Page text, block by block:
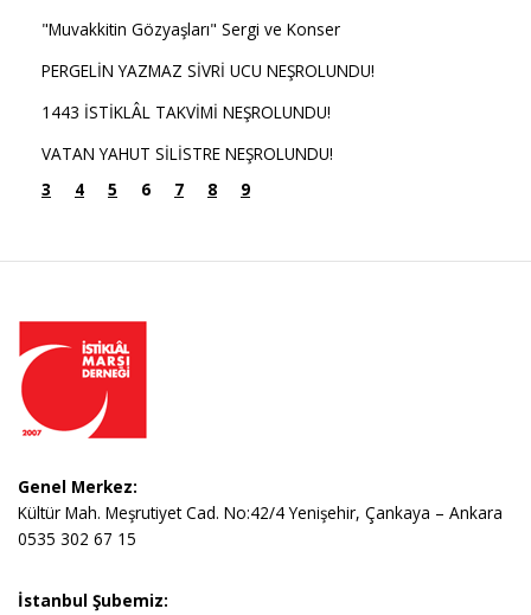
"Muvakkitin Gözyaşları" Sergi ve Konser
PERGELİN YAZMAZ SİVRİ UCU NEŞROLUNDU!
1443 İSTİKLÂL TAKVİMİ NEŞROLUNDU!
VATAN YAHUT SİLİSTRE NEŞROLUNDU!
3
4 5 6 7 8 9
Genel Merkez:
Kültür Mah. Meşrutiyet Cad. No:42/4 Yenişehir, Çankaya – Ankara
0535 302 67 15
İstanbul Şubemiz: